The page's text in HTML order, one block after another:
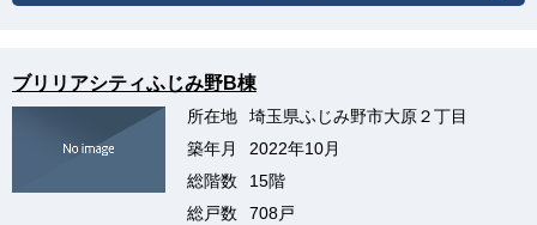
ブリリアシティふじみ野B棟
所在地
埼玉県ふじみ野市大原２丁目
築年月
2022年10月
総階数
15階
総戸数
708戸